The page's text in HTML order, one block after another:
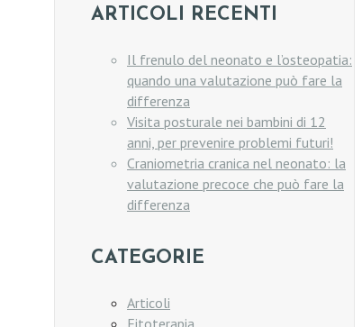
ARTICOLI RECENTI
Il frenulo del neonato e l’osteopatia:
quando una valutazione può fare la
differenza
Visita posturale nei bambini di 12
anni, per prevenire problemi futuri!
Craniometria cranica nel neonato: la
valutazione precoce che può fare la
differenza
CATEGORIE
Articoli